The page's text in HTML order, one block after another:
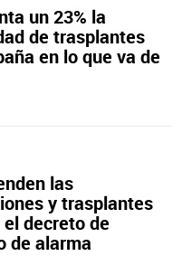
un 23% la
de trasplantes
en lo que va de
las
y trasplantes
decreto de
de alarma